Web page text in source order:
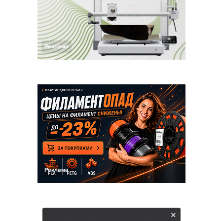
Реклама
Реклама